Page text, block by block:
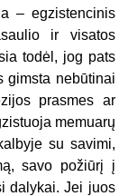
– egzistencinis
ir visatos
todėl, jog pats
gimsta nebūtinai
prasmes ar
me­muarų
su savimi,
savo požiūrį į
daly­kai. Jei juos